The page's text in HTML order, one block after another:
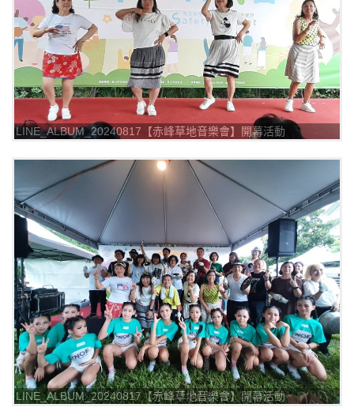
LINE_ALBUM_20240817【赤峰草地音樂會】開幕活動
LINE_ALBUM_20240817【赤峰草地音樂會】開幕活動